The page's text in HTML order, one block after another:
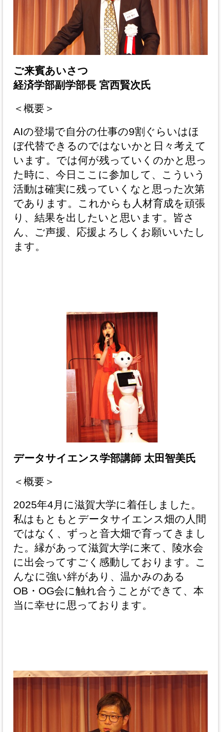
ご来賓あいさつ
経済学部副学部長 宮西賢次氏
＜概要＞
AIの登場で自分の仕事の9割ぐらいはほ
ぼ代替できるのではないかと日々考えて
います。では何が残っていくのかと思っ
た時に、今日ここに参加して、こういう
活動は確実に残っていくなと思った次第
であります。これからも人材育成を頑張
り、結果を出したいと思います。皆さ
ん、ご声援、応援よろしくお願いいたし
ます。
データサイエンス学部講師 太田智美氏
＜概要＞
2025年4月に滋賀大学に着任しました。
私はもともとデータサイエンス畑の人間
ではなく、ずっと音大畑で育ってきまし
た。縁があって滋賀大学に来て、陵水会
に出会ってすごく感動しております。こ
んなに強い絆があり、温かみのある
OB・OG会に触れ合うことができて、本
当に幸せに思っております。